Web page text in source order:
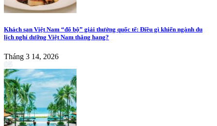
Khách sạn Việt Nam “đổ bộ” giải thưởng quốc tế: Điều gì khiến ngành du
lịch nghỉ dưỡng Việt Nam thăng hạng?
Tháng 3 14, 2026
05